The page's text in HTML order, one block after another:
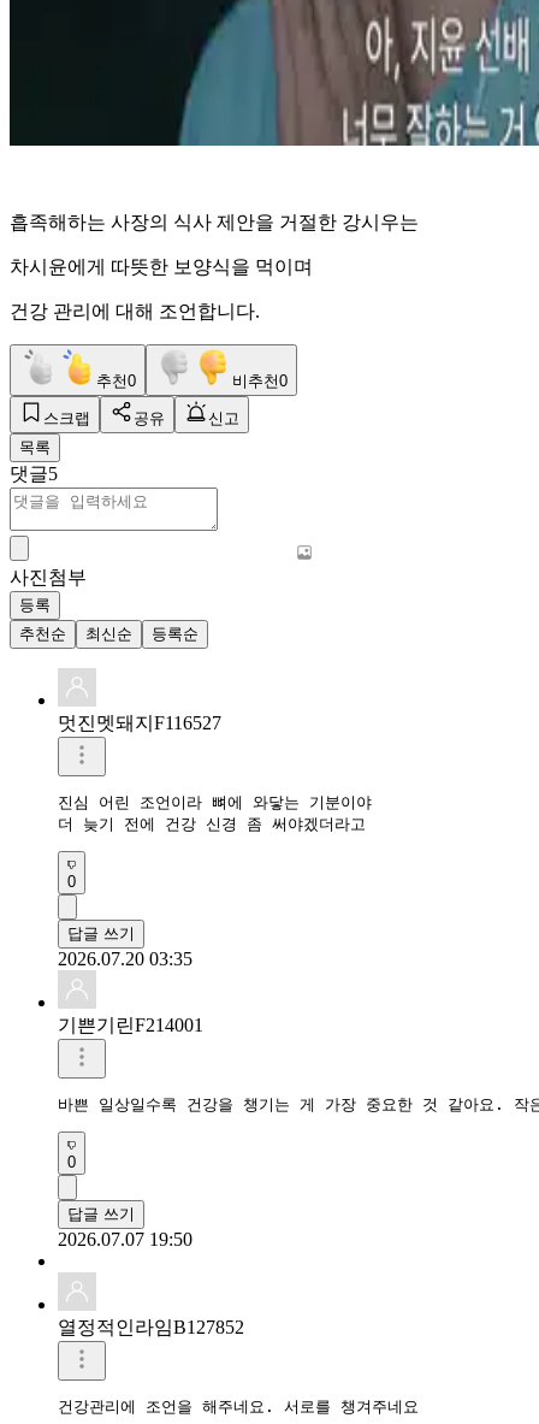
흡족해하는 사장의 식사 제안을 거절한 강시우는
차시윤에게 따뜻한 보양식을 먹이며
건강 관리에 대해 조언합니다.
추천0 비추천0
스크랩 공유
신고
목록
댓글5
사진첨부
등록
추천순
최신순 등록순
멋진멧돼지F116527
진심 어린 조언이라 뼈에 와닿는 기분이야
더 늦기 전에 건강 신경 좀 써야겠더라고
0
답글 쓰기
2026.07.20 03:35
기쁜기린F214001
바쁜 일상일수록 건강을 챙기는 게 가장 중요한 것 같아요. 작
0
답글 쓰기
2026.07.07 19:50
열정적인라임B127852
건강관리에 조언을 해주네요. 서로를 챙겨주네요